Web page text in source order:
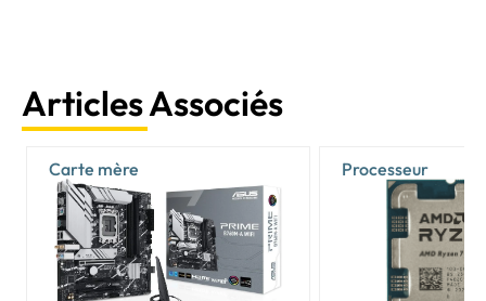
Articles Associés
Carte mère Processeur